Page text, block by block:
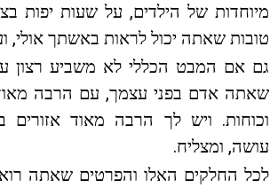
מיוחדות של הילדים, על שעות יפות
טובות שאתה יכול לראות באשתך אולי,
גם אם המבט הכללי לא משביע רצון
שאתה אדם בפני עצמך, עם הרבה מאוד
וכוחות. ויש לך הרבה מאוד
עושה, ומצליח.
לכל החלקים האלו והפרטים שאתה